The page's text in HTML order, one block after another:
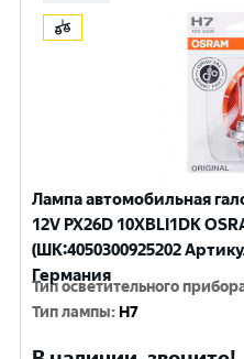
Лампа автомобильная
12V PX26D 10XBLI1DK
(ШК:4050300925202
Германия
Тип осветительного
Тип лампы: H7